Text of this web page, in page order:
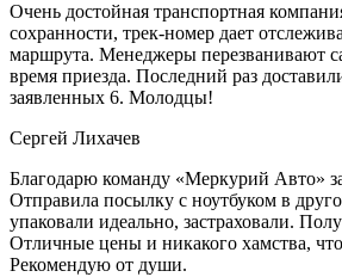
Очень достойная транспортная
сохранности, трек-номер дает
маршрута. Менеджеры перезванивают
время приезда. Последний раз
заявленных 6. Молодцы!
Сергей Лихачев
Благодарю команду «Меркурий Авто»
Отправила посылку с ноутбуком в
упаковали идеально, застраховали.
Отличные цены и никакого хамства, что
Рекомендую от души.